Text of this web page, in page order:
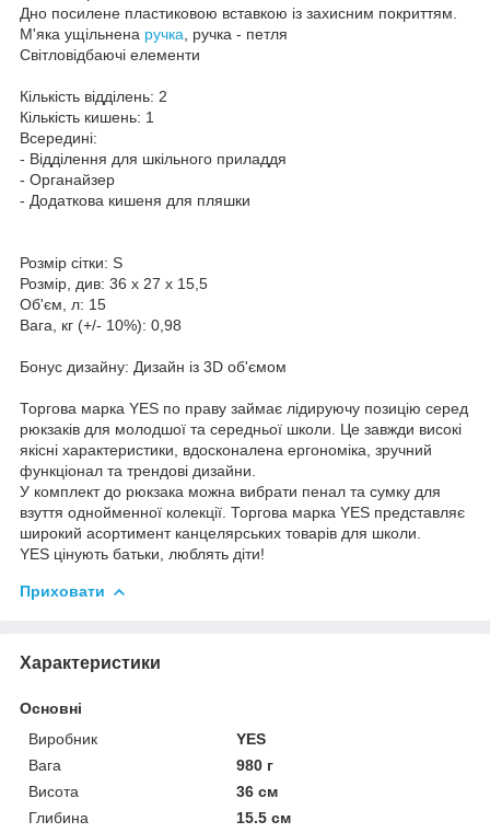
Дно посилене пластиковою вставкою із захисним покриттям.
М'яка ущільнена ручка , ручка - петля
Світловідбаючі елементи
Кількість відділень: 2
Кількість кишень: 1
Всередині:
- Відділення для шкільного приладдя
- Органайзер
- Додаткова кишеня для пляшки
Розмір сітки: S
Розмір, див: 36 x 27 x 15,5
Об'єм, л: 15
Вага, кг (+/- 10%): 0,98
Бонус дизайну: Дизайн із 3D об'ємом
Торгова марка YES по праву займає лідируючу позицію серед
рюкзаків для молодшої та середньої школи. Це завжди високі
якісні характеристики, вдосконалена ергономіка, зручний
функціонал та трендові дизайни.
У комплект до рюкзака можна вибрати пенал та сумку для
взуття однойменної колекції. Торгова марка YES представляє
широкий асортимент канцелярських товарів для школи.
YES цінують батьки, люблять діти!
Приховати
Характеристики
Основні
Виробник
YES
Вага
980 г
Висота
36 см
Глибина
15.5 см